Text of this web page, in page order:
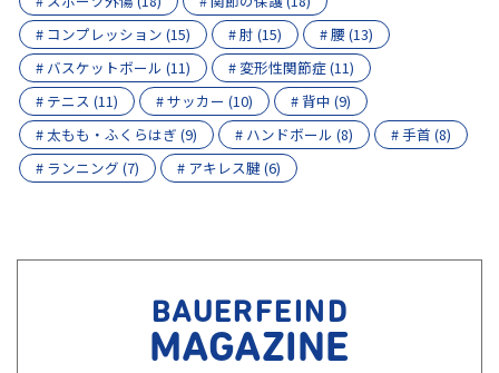
# コンプレッション (15)
# 肘 (15)
# 腰 (13)
# バスケットボール (11)
# 変形性関節症 (11)
# テニス (11)
# サッカー (10)
# 背中 (9)
# 太もも・ふくらはぎ (9)
# ハンドボール (8)
# 手首 (8)
# ランニング (7)
# アキレス腱 (6)
BAUERFEIND
MAGAZINE